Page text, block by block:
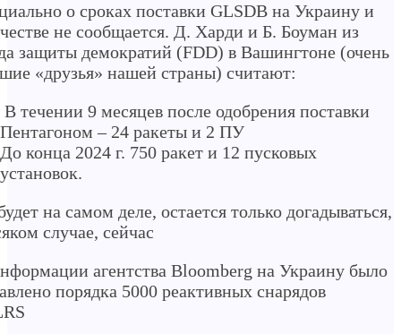
о сроках поставки GLSDB на Украину и
не сообщается. Д. Харди и Б. Боуман из
защиты демократий (FDD) в Вашингтоне (очень
«друзья» нашей страны) считают:
В течении 9 месяцев после одобрения поставки
Пентагоном – 24 ракеты и 2 ПУ
До конца 2024 г. 750 ракет и 12 пусковых
установок.
на самом деле, остается только догадываться,
случае, сейчас
агентства Bloomberg на Украину было
порядка 5000 реактивных снарядов